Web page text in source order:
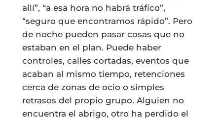
allí”, “a esa hora no habrá tráfico”,
“seguro que encontramos rápido”. Pero
de noche pueden pasar cosas que no
estaban en el plan. Puede haber
controles, calles cortadas, eventos que
acaban al mismo tiempo, retenciones
cerca de zonas de ocio o simples
retrasos del propio grupo. Alguien no
encuentra el abrigo, otro ha perdido el